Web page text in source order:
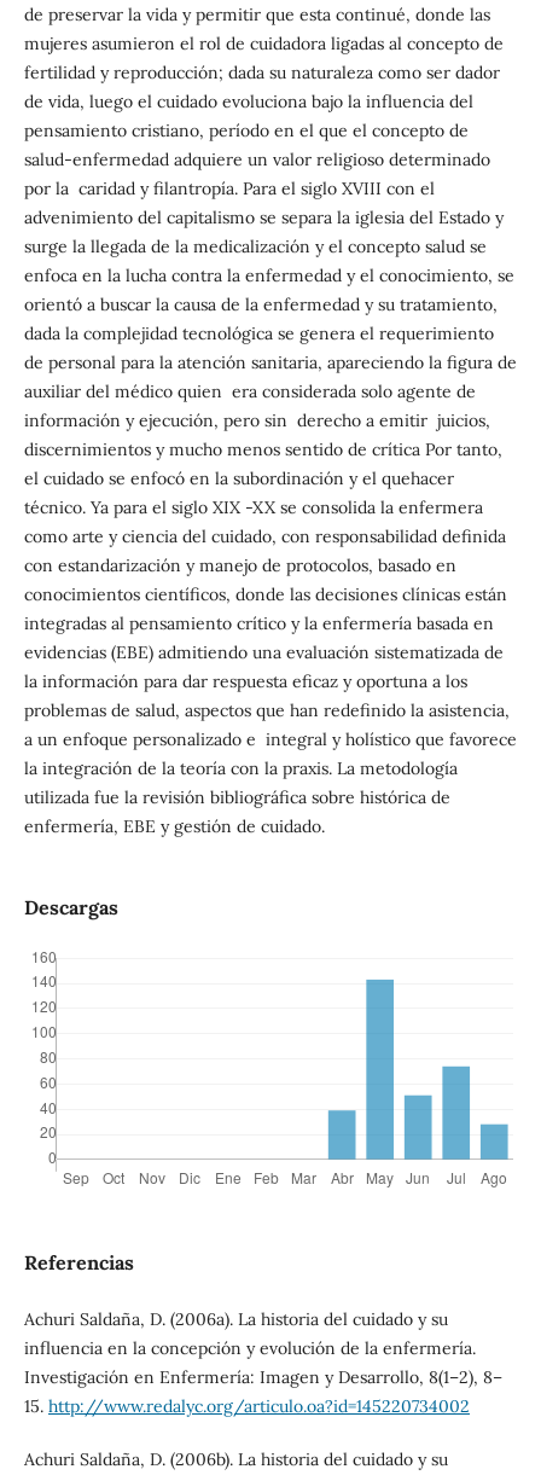
de preservar la vida y permitir que esta continué, donde las
mujeres asumieron el rol de cuidadora ligadas al concepto de
fertilidad y reproducción; dada su naturaleza como ser dador
de vida, luego el cuidado evoluciona bajo la influencia del
pensamiento cristiano, período en el que el concepto de
salud-enfermedad adquiere un valor religioso determinado
por la caridad y filantropía. Para el siglo XVIII con el
advenimiento del capitalismo se separa la iglesia del Estado y
surge la llegada de la medicalización y el concepto salud se
enfoca en la lucha contra la enfermedad y el conocimiento, se
orientó a buscar la causa de la enfermedad y su tratamiento,
dada la complejidad tecnológica se genera el requerimiento
de personal para la atención sanitaria, apareciendo la figura de
auxiliar del médico quien era considerada solo agente de
información y ejecución, pero sin derecho a emitir juicios,
discernimientos y mucho menos sentido de crítica Por tanto,
el cuidado se enfocó en la subordinación y el quehacer
técnico. Ya para el siglo XIX -XX se consolida la enfermera
como arte y ciencia del cuidado, con responsabilidad definida
con estandarización y manejo de protocolos, basado en
conocimientos científicos, donde las decisiones clínicas están
integradas al pensamiento crítico y la enfermería basada en
evidencias (EBE) admitiendo una evaluación sistematizada de
la información para dar respuesta eficaz y oportuna a los
problemas de salud, aspectos que han redefinido la asistencia,
a un enfoque personalizado e integral y holístico que favorece
la integración de la teoría con la praxis. La metodología
utilizada fue la revisión bibliográfica sobre histórica de
enfermería, EBE y gestión de cuidado.
Descargas
Referencias
Achuri Saldaña, D. (2006a). La historia del cuidado y su
influencia en la concepción y evolución de la enfermería.
Investigación en Enfermería: Imagen y Desarrollo, 8(1–2), 8–
15. http://www.redalyc.org/articulo.oa?id=145220734002
Achuri Saldaña, D. (2006b). La historia del cuidado y su